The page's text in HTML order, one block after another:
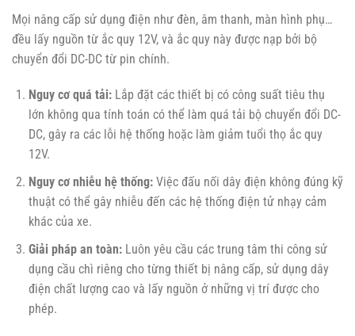
Mọi nâng cấp sử dụng điện như đèn, âm thanh, màn hình phụ…
đều lấy nguồn từ ắc quy 12V, và ắc quy này được nạp bởi bộ
chuyển đổi DC-DC từ pin chính.
Nguy cơ quá tải:Lắp đặt các thiết bị có công suất tiêu thụ
lớn không qua tính toán có thể làm quá tải bộ chuyển đổi DC-
DC, gây ra các lỗi hệ thống hoặc làm giảm tuổi thọ ắc quy
12V.
Nguy cơ nhiễu hệ thống:Việc đấu nối dây điện không đúng kỹ
thuật có thể gây nhiễu đến các hệ thống điện tử nhạy cảm
khác của xe.
Giải pháp an toàn:Luôn yêu cầu các trung tâm thi công sử
dụng cầu chì riêng cho từng thiết bị nâng cấp, sử dụng dây
điện chất lượng cao và lấy nguồn ở những vị trí được cho
phép.